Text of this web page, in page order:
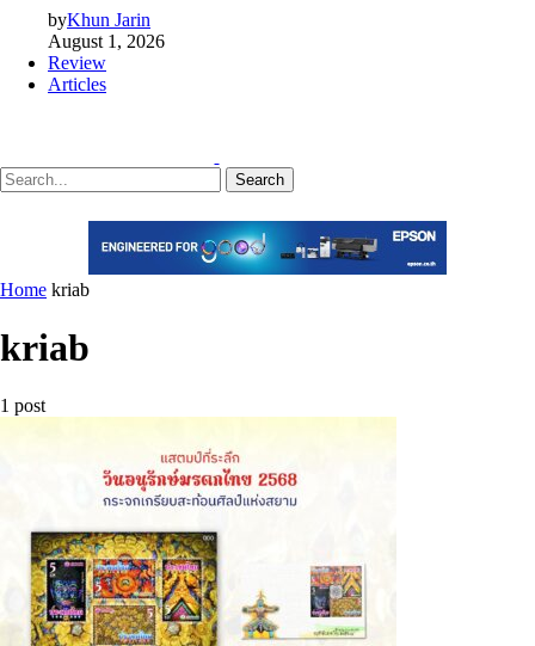
byKhun Jarin
August 1, 2026
Review
Articles
Search
Home kriab
kriab
1 post